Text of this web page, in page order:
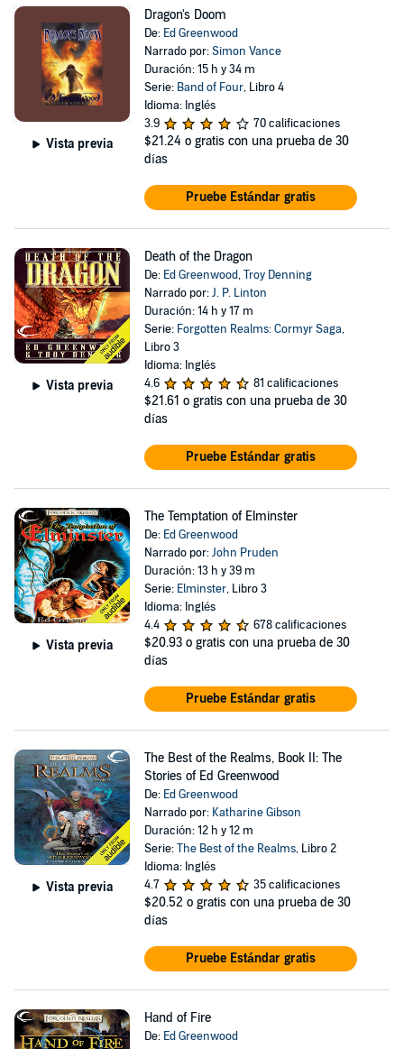
Vista previa
Dragon's Doom
De: Ed Greenwood
Narrado por:Simon Vance
Duración: 15 h y 34 m
Serie: Band of Four, Libro 4
Idioma: Inglés
3.9
70 calificaciones
$21.24 o gratis con una prueba de 30
días
Pruebe Estándar gratis
Vista previa
Death of the Dragon
De: Ed Greenwood,Troy Denning
Narrado por:J. P. Linton
Duración: 14 h y 17 m
Serie: Forgotten Realms: Cormyr Saga,
Libro 3
Idioma: Inglés
4.6
81 calificaciones
$21.61 o gratis con una prueba de 30
días
Pruebe Estándar gratis
Vista previa
The Temptation of Elminster
De: Ed Greenwood
Narrado por:John Pruden
Duración: 13 h y 39 m
Serie: Elminster, Libro 3
Idioma: Inglés
4.4
678 calificaciones
$20.93 o gratis con una prueba de 30
días
Pruebe Estándar gratis
Vista previa
The Best of the Realms, Book II: The
Stories of Ed Greenwood
De: Ed Greenwood
Narrado por: Katharine Gibson
Duración: 12 h y 12 m
Serie:The Best of the Realms, Libro 2
Idioma: Inglés
4.7
35 calificaciones
$20.52 o gratis con una prueba de 30
días
Pruebe Estándar gratis
Hand of Fire
De: Ed Greenwood